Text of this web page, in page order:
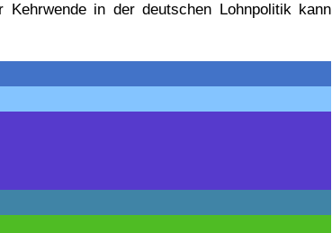
in der deutschen Lohnpolitik kann